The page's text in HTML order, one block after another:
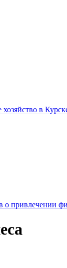
в
привлечении